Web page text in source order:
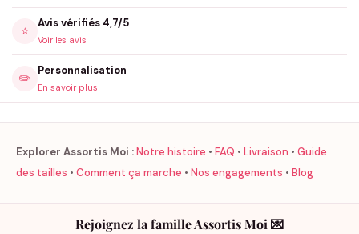
⭐
Avis vérifiés 4,7/5
Voir les avis
✏️
Personnalisation
En savoir plus
Explorer Assortis Moi :Notre histoire • FAQ • Livraison • Guide
des tailles • Comment ça marche • Nos engagements • Blog
Rejoignez la famille Assortis Moi 💌